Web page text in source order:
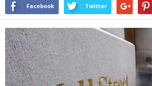
Facebook Twitter